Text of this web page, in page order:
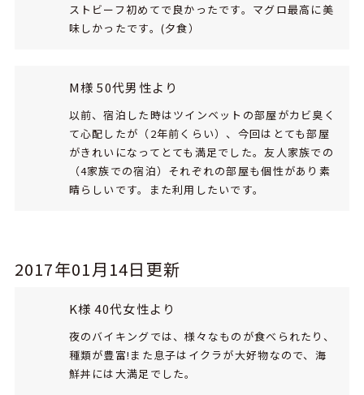
ストビーフ初めてで良かったです。マグロ最高に美
味しかったです。(夕食）
M様 50代男性より
以前、宿泊した時はツインベットの部屋がカビ臭く
て心配したが（2年前くらい）、今回はとても部屋
がきれいになってとても満足でした。友人家族での
（4家族での宿泊）それぞれの部屋も個性があり素
晴らしいです。また利用したいです。
2017年01月14日更新
K様 40代女性より
夜のバイキングでは、様々なものが食べられたり、
種類が豊富!また息子はイクラが大好物なので、海
鮮丼には大満足でした。